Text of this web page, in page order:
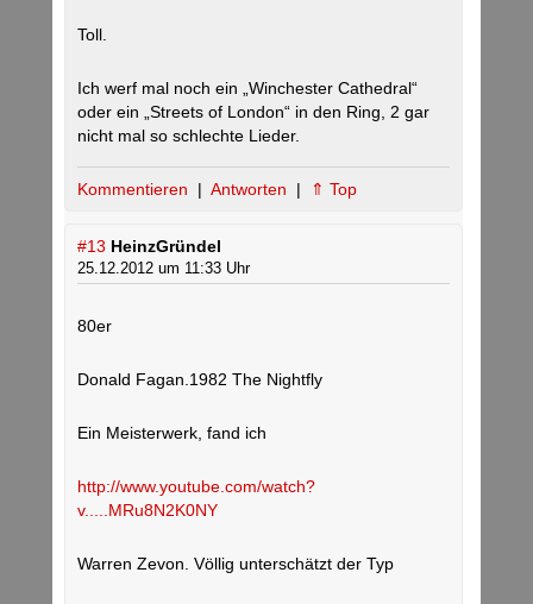
Toll.
Ich werf mal noch ein „Winchester Cathedral“
oder ein „Streets of London“ in den Ring, 2 gar
nicht mal so schlechte Lieder.
Kommentieren | Antworten | ⇑ Top
#13 HeinzGründel
25.12.2012 um 11:33 Uhr
80er
Donald Fagan.1982 The Nightfly
Ein Meisterwerk, fand ich
http://www.youtube.com/watch?
v.....MRu8N2K0NY
Warren Zevon. Völlig unterschätzt der Typ